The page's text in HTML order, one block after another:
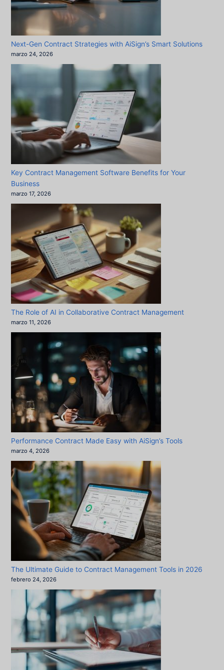
Next-Gen Contract Strategies with AiSign’s Smart Solutions
marzo 24, 2026
Key Contract Management Software Benefits for Your
Business
marzo 17, 2026
The Role of AI in Collaborative Contract Management
marzo 11, 2026
Performance Contract Made Easy with AiSign’s Tools
marzo 4, 2026
The Ultimate Guide to Contract Management Tools in 2026
febrero 24, 2026